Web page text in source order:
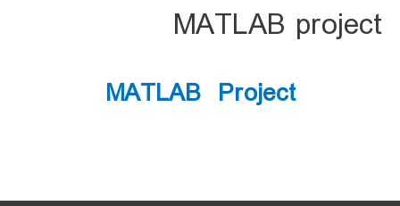
MATLAB project
MATLAB Project